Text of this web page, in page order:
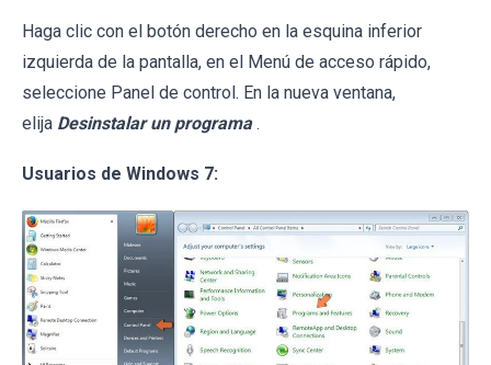
Haga clic con el botón derecho en la esquina inferior
izquierda de la pantalla, en el Menú de acceso rápido,
seleccione Panel de control. En la nueva ventana,
elija Desinstalar un programa .
Usuarios de Windows 7: